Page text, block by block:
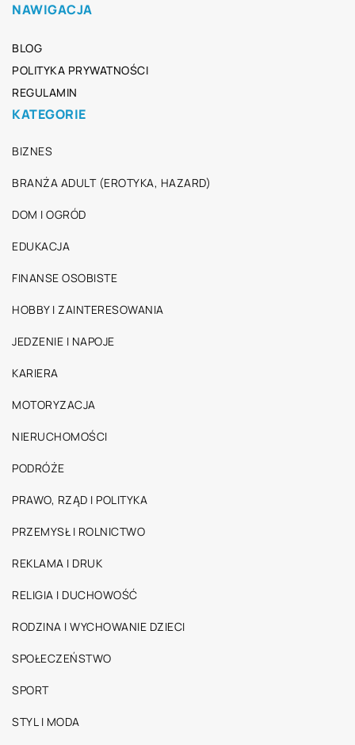
NAWIGACJA
BLOG
POLITYKA PRYWATNOŚCI
REGULAMIN
KATEGORIE
BIZNES
BRANŻA ADULT (EROTYKA, HAZARD)
DOM I OGRÓD
EDUKACJA
FINANSE OSOBISTE
HOBBY I ZAINTERESOWANIA
JEDZENIE I NAPOJE
KARIERA
MOTORYZACJA
NIERUCHOMOŚCI
PODRÓŻE
PRAWO, RZĄD I POLITYKA
PRZEMYSŁ I ROLNICTWO
REKLAMA I DRUK
RELIGIA I DUCHOWOŚĆ
RODZINA I WYCHOWANIE DZIECI
SPOŁECZEŃSTWO
SPORT
STYL I MODA